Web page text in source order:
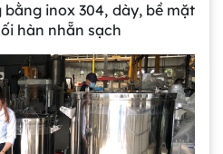
inox 304, dày, bề mặt
hàn nhẵn sạch